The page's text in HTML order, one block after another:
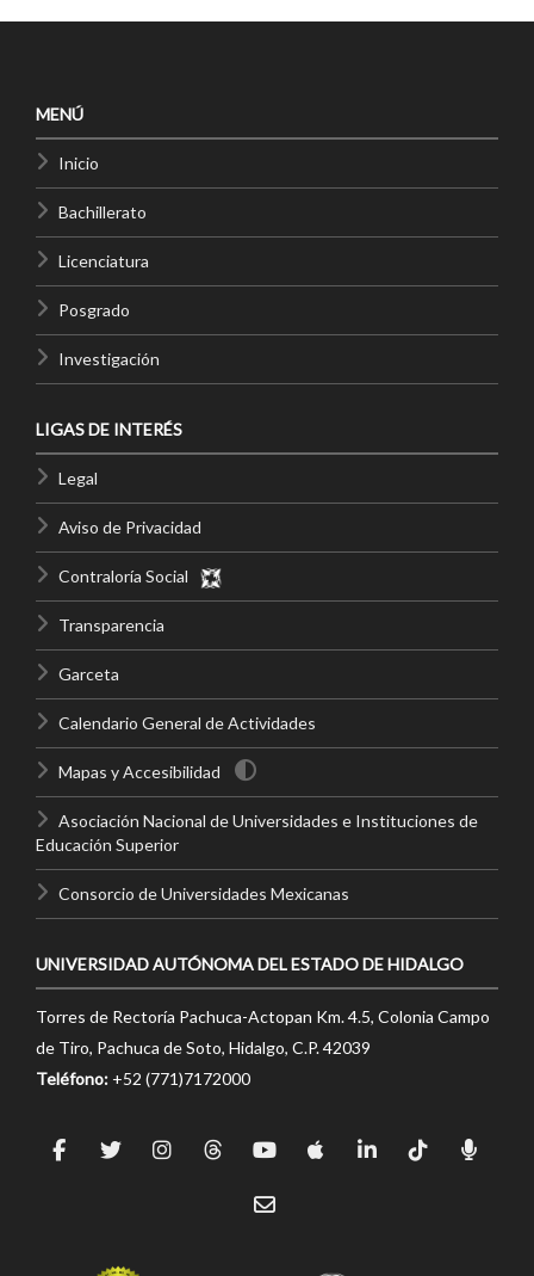
MENÚ
Inicio
Bachillerato
Licenciatura
Posgrado
Investigación
LIGAS DE INTERÉS
Legal
Aviso de Privacidad
Contraloría Social
Transparencia
Garceta
Calendario General de Actividades
Mapas y Accesibilidad
Asociación Nacional de Universidades e Instituciones de
Educación Superior
Consorcio de Universidades Mexicanas
UNIVERSIDAD AUTÓNOMA DEL ESTADO DE HIDALGO
Torres de Rectoría Pachuca-Actopan Km. 4.5, Colonia Campo
de Tiro, Pachuca de Soto, Hidalgo, C.P. 42039
Teléfono: +52 (771)7172000